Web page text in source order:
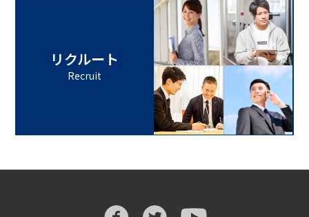
リクルート
Recruit